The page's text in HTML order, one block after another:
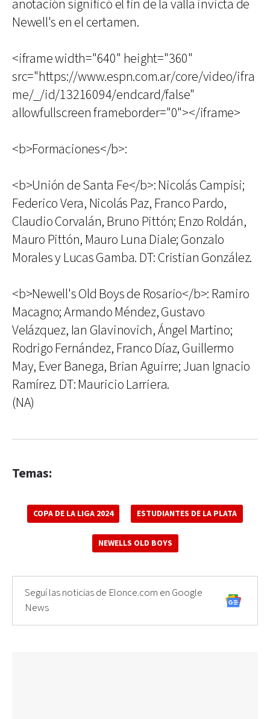
anotación significó el fin de la valla invicta de
Newell's en el certamen.
<iframe width="640" height="360"
src="https://www.espn.com.ar/core/video/ifra
me/_/id/13216094/endcard/false"
allowfullscreen frameborder="0"></iframe>
<b>Formaciones</b>:
<b>Unión de Santa Fe</b>: Nicolás Campisi;
Federico Vera, Nicolás Paz, Franco Pardo,
Claudio Corvalán, Bruno Pittón; Enzo Roldán,
Mauro Pittón, Mauro Luna Diale; Gonzalo
Morales y Lucas Gamba. DT: Cristian González.
<b>Newell's Old Boys de Rosario</b>: Ramiro
Macagno; Armando Méndez, Gustavo
Velázquez, Ian Glavinovich, Ángel Martino;
Rodrigo Fernández, Franco Díaz, Guillermo
May, Ever Banega, Brian Aguirre; Juan Ignacio
Ramírez. DT: Mauricio Larriera.
(NA)
Temas:
COPA DE LA LIGA 2024 ESTUDIANTES DE LA PLATA
NEWELLS OLD BOYS
Seguí las noticias de Elonce.com en Google
News